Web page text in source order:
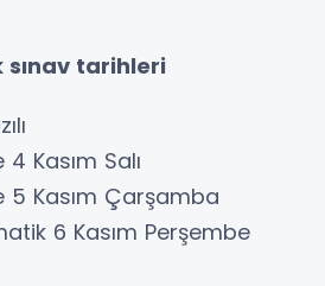
tarihleri
4 Kasım Salı
5 Kasım Çarşamba
6 Kasım Perşembe